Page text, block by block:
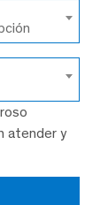
atender y